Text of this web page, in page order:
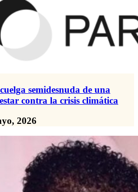
semidesnuda de una
contra la crisis climática
2026